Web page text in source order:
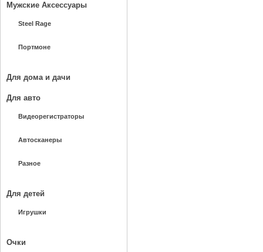
Мужские Аксессуары
Steel Rage
Портмоне
Для дома и дачи
Для авто
Видеорегистраторы
Автосканеры
Разное
Для детей
Игрушки
Очки